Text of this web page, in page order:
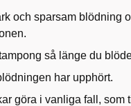
och sparsam blödning
så länge du
har upphört.
göra i vanliga fall, som